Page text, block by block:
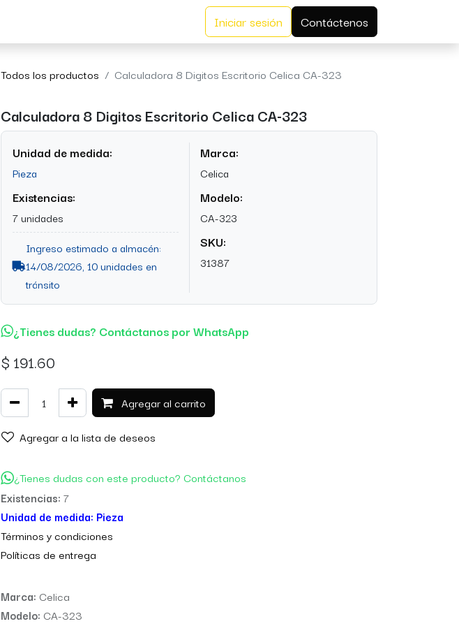
Iniciar sesión Contáctenos
Todos los productos Calculadora 8 Digitos Escritorio Celica CA-323
Calculadora 8 Digitos Escritorio Celica CA-323
Unidad de medida:
Pieza
Existencias:
7 unidades
Ingreso estimado a almacén:
14/08/2026, 10 unidades en
tránsito
Marca:
Celica
Modelo:
CA-323
SKU:
31387
¿Tienes dudas? Contáctanos por WhatsApp
$ 191.60
Agregar al carrito
Agregar a la lista de deseos
¿Tienes dudas con este producto? Contáctanos
Existencias: 7
Unidad de medida: Pieza
Términos y condiciones
Políticas de entrega
Marca: Celica
Modelo: CA-323